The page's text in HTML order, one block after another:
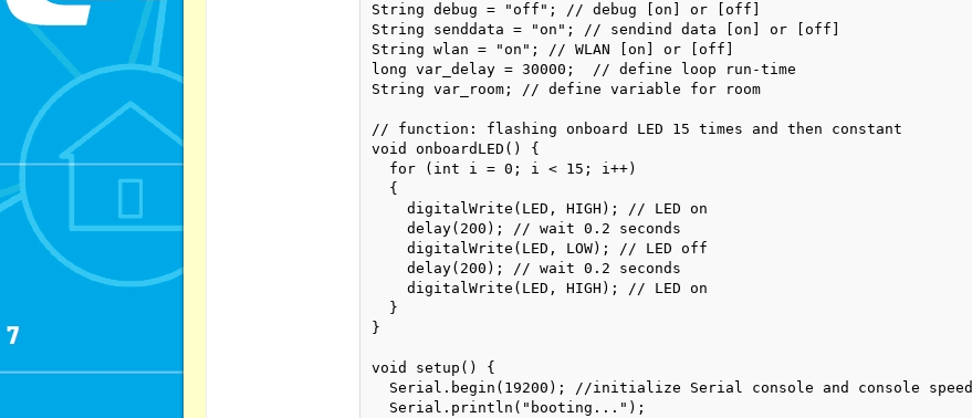
String debug = "off"; // debug [on] or [off]
String senddata = "on"; // sendind data [on] or [off]
String wlan = "on"; // WLAN [on] or [off]
long var_delay = 30000;  // define loop run-time
String var_room; // define variable for room
// function: flashing onboard LED 15 times and then constant
void onboardLED() {
  for (int i = 0; i < 15; i++)
  {
    digitalWrite(LED, HIGH); // LED on
    delay(200); // wait 0.2 seconds
    digitalWrite(LED, LOW); // LED off
    delay(200); // wait 0.2 seconds
    digitalWrite(LED, HIGH); // LED on
  }
}
void setup() {
  Serial.begin(19200); //initialize Serial console and console speed
  Serial.println("booting...");